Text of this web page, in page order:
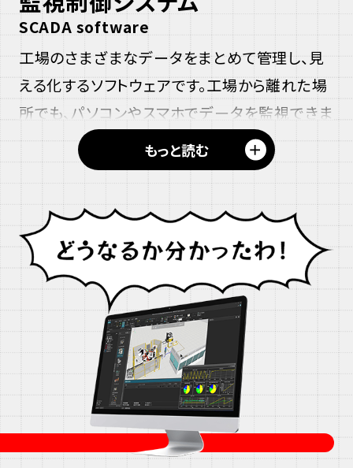
SCADA software
工場のさまざまなデータをまとめて管理し、見
える化するソフトウェアです。工場から離れた場
所でも、パソコンやスマホでデータを監視できま
す。また、データを分かりやすく表示・分析するこ
とで、トラブルにすぐ気づいたり、ものづくりの改
監視制御システムについて詳しく見る
もっと読む ＋